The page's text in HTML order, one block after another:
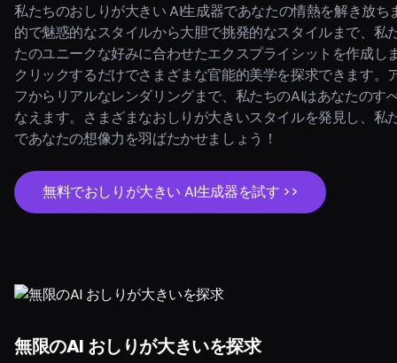
私たちのおしりが大きい AI生成器であなたの情熱を解き放ち
的で魅惑的なスタイルから大胆で挑発的なスタイルまで、私
たのユニークな好みに合わせたエクスプライシットを作成し
クリックするだけでさまざまな官能的美学を探求できます。
フからリアルなレンダリングまで、私たちのAIはあなたのす
なえます。さまざまなおしりが大きいスタイルを発見し、私
であなたの想像力を羽ばたかせましょう！
無料でおしりが大きい AI生成器を試す >>
無限のAI おしりが大きいを探求